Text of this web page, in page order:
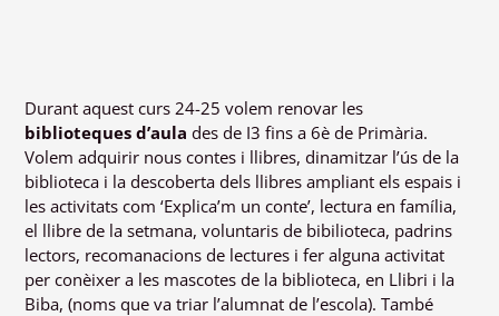
Durant aquest curs 24-25 volem renovar les
biblioteques d’aula des de I3 fins a 6è de Primària.
Volem adquirir nous contes i llibres, dinamitzar l’ús de la
biblioteca i la descoberta dels llibres ampliant els espais i
les activitats com ‘Explica’m un conte’, lectura en família,
el llibre de la setmana, voluntaris de bibilioteca, padrins
lectors, recomanacions de lectures i fer alguna activitat
per conèixer a les mascotes de la biblioteca, en Llibri i la
Biba, (noms que va triar l’alumnat de l’escola). També